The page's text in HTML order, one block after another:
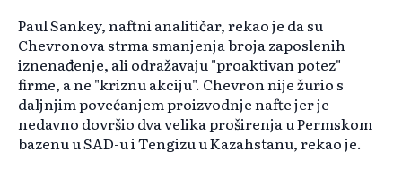
Paul Sankey, naftni analitičar, rekao je da su
Chevronova strma smanjenja broja zaposlenih
iznenađenje, ali odražavaju "proaktivan potez"
firme, a ne "kriznu akciju". Chevron nije žurio s
daljnjim povećanjem proizvodnje nafte jer je
nedavno dovršio dva velika proširenja u Permskom
bazenu u SAD-u i Tengizu u Kazahstanu, rekao je.